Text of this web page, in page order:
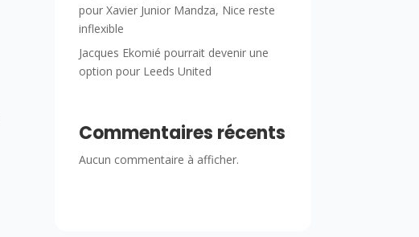
pour Xavier Junior Mandza, Nice reste
inflexible
Jacques Ekomié pourrait devenir une
option pour Leeds United
Commentaires récents
Aucun commentaire à afficher.